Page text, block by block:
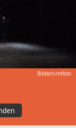
Bildschirmfoto